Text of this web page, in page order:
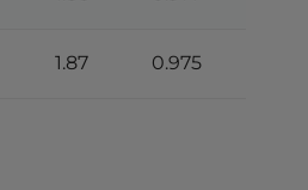
1.87 0.975